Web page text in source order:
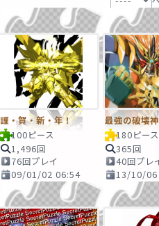
謹・賀・新・年！
100ピース
1,496回
76回プレイ
09/01/02 06:54
最強の破壊神
180ピース
365回
40回プレ
13/10/06